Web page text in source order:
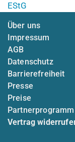
EStG
Über uns
Impressum
AGB
Datenschutz
Barrierefreiheit
Presse
Preise
Partnerprogramm
Vertrag